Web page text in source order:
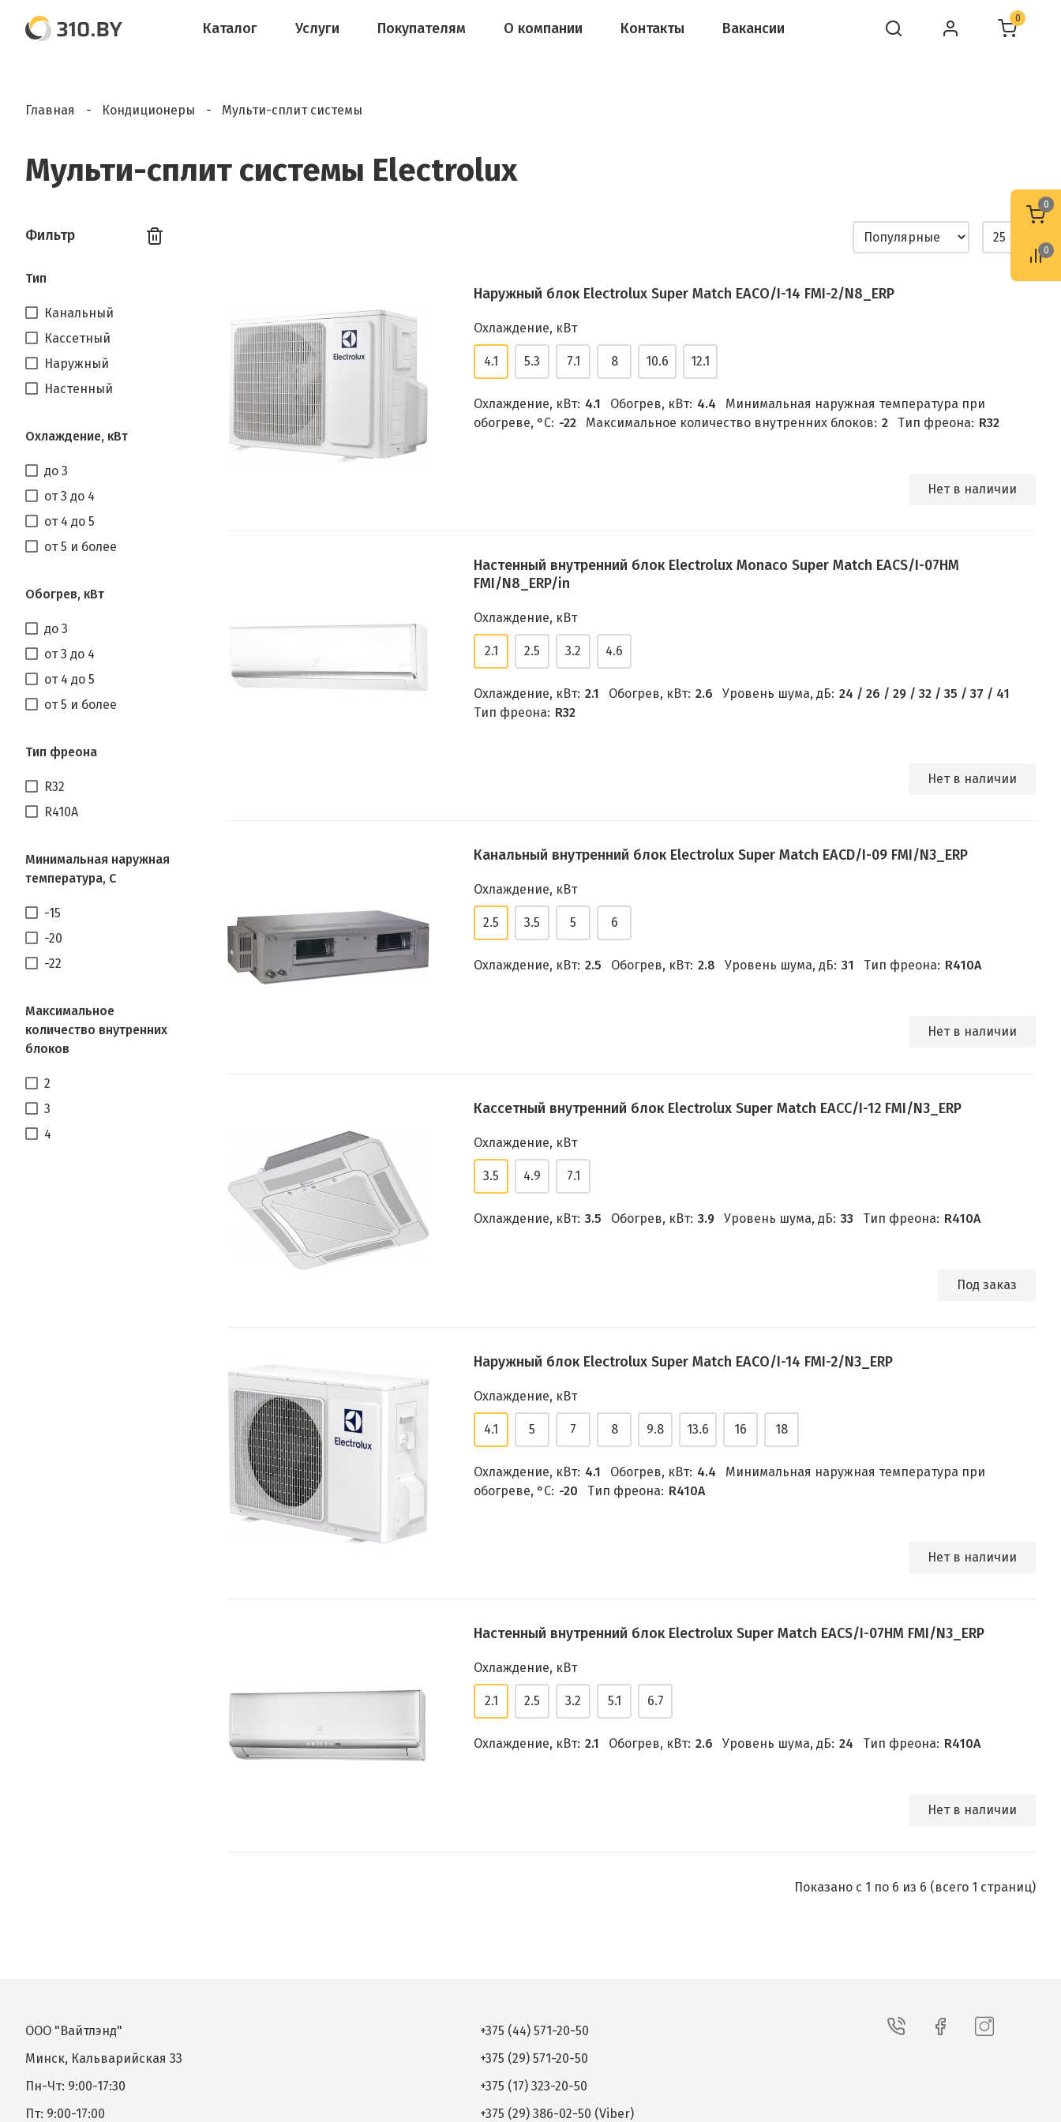
Каталог Услуги Покупателям О компании Контакты Вакансии
0
Главная Кондиционеры Мульти-сплит системы
Мульти-сплит системы Electrolux
Фильтр
Минимальная наружная
температура, С
-15
-20
-22
Максимальное
количество внутренних
блоков
2
3
4
Тип фреона
R32
R410A
Тип
Канальный
Кассетный
Наружный
Настенный
Обогрев, кВт
до 3
от 3 до 4
от 4 до 5
от 5 и более
Охлаждение, кВт
до 3
от 3 до 4
от 4 до 5
от 5 и более
Наружный блок Electrolux Super Match EACO/I-14 FMI-2/N8_ERP
Охлаждение, кВт
4.1 5.3 7.1 8 10.6 12.1
Охлаждение, кВт: 4.1 Обогрев, кВт: 4.4
Минимальная наружная температура при
обогреве, °C: -22 Максимальное количество внутренних блоков: 2 Тип фреона: R32
Нет в наличии
Настенный внутренний блок Electrolux Monaco Super Match EACS/I-07HM
FMI/N8_ERP/in
Охлаждение, кВт
2.1 2.5 3.2 4.6
Охлаждение, кВт: 2.1 Обогрев, кВт: 2.6 Уровень шума, дБ: 24 / 26 / 29 / 32 / 35 / 37 / 41
Тип фреона: R32
Нет в наличии
Канальный внутренний блок Electrolux Super Match EACD/I-09 FMI/N3_ERP
Охлаждение, кВт
2.5 3.5 5 6
Охлаждение, кВт: 2.5 Обогрев, кВт: 2.8 Уровень шума, дБ: 31 Тип фреона: R410A
Нет в наличии
Кассетный внутренний блок Electrolux Super Match EACC/I-12 FMI/N3_ERP
Охлаждение, кВт
3.5 4.9 7.1
Охлаждение, кВт: 3.5 Обогрев, кВт: 3.9 Уровень шума, дБ: 33 Тип фреона: R410A
Под заказ
Наружный блок Electrolux Super Match EACO/I-14 FMI-2/N3_ERP
Охлаждение, кВт
4.1 5 7 8 9.8 13.6 16 18
Охлаждение, кВт: 4.1 Обогрев, кВт: 4.4
Минимальная наружная температура при
обогреве, °C: -20 Тип фреона: R410A
Нет в наличии
Настенный внутренний блок Electrolux Super Match EACS/I-07HM FMI/N3_ERP
Охлаждение, кВт
2.1 2.5 3.2 5.1 6.7
Охлаждение, кВт: 2.1 Обогрев, кВт: 2.6 Уровень шума, дБ: 24 Тип фреона: R410A
Нет в наличии
Показано с 1 по 6 из 6 (всего 1 страниц)
ООО "Вайтлэнд"
Минск, Кальварийская 33
Пн-Чт: 9:00-17:30
Пт: 9:00-17:00
+375 (44) 571-20-50
+375 (29) 571-20-50
+375 (17) 323-20-50
+375 (29) 386-02-50 (Viber)
0
0
0